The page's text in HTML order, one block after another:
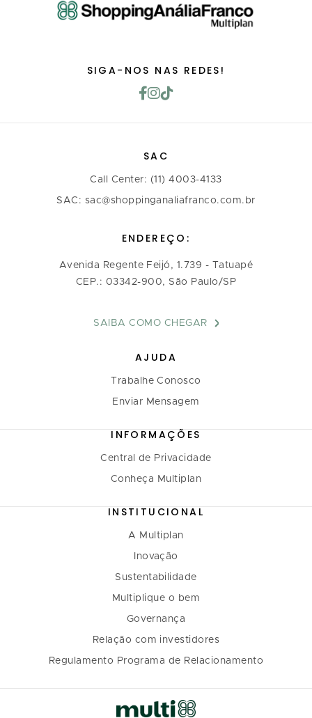
SIGA-NOS NAS REDES!
SAC
Call Center: (11) 4003-4133
SAC: sac@shoppinganaliafranco.com.br
ENDEREÇO:
Avenida Regente Feijó, 1.739 - Tatuapé
CEP.: 03342-900, São Paulo/SP
SAIBA COMO CHEGAR
AJUDA
Trabalhe Conosco
Enviar Mensagem
INFORMAÇÕES
Central de Privacidade
Conheça Multiplan
INSTITUCIONAL
A Multiplan
Inovação
Sustentabilidade
Multiplique o bem
Governança
Relação com investidores
Regulamento Programa de Relacionamento